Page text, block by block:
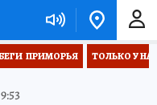
ПРИМОРЬЯ ТОЛЬКО У